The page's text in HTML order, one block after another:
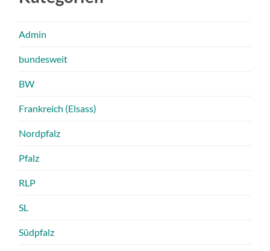
Admin
bundesweit
BW
Frankreich (Elsass)
Nordpfalz
Pfalz
RLP
SL
Südpfalz